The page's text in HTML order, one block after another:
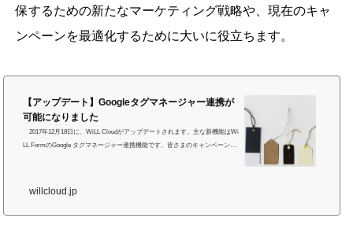
保するための新たなマーケティング戦略や、現在のキャ
ンペーンを最適化するために大いに役立ちます。
【アップデート】Googleタグマネージャー連携が
可能になりました
2017年12月18日に、WiLL Cloudがアップデートされます。主な新機能はWi
LL FormのGoogle タグマネージャー連携機能です。皆さまのキャンペーン運
willcloud.jp